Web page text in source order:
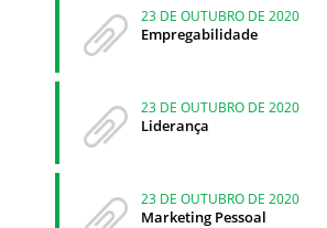
23 DE OUTUBRO DE 2020
Empregabilidade
23 DE OUTUBRO DE 2020
Liderança
23 DE OUTUBRO DE 2020
Marketing Pessoal